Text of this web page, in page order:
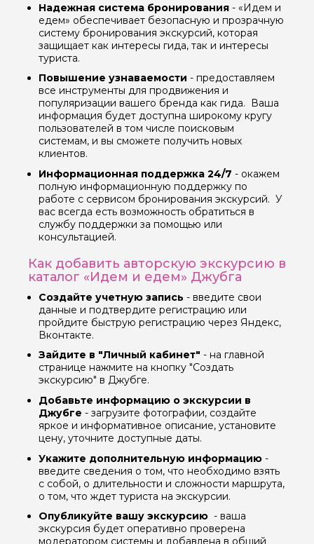
Надежная система бронирования - «Идем и
едем» обеспечивает безопасную и прозрачную
систему бронирования экскурсий, которая
защищает как интересы гида, так и интересы
туриста.
Повышение узнаваемости - предоставляем
все инструменты для продвижения и
популяризации вашего бренда как гида. Ваша
информация будет доступна широкому кругу
пользователей в том числе поисковым
системам, и вы сможете получить новых
клиентов.
Информационная поддержка 24/7 - окажем
полную информационную поддержку по
работе с сервисом бронирования экскурсий. У
вас всегда есть возможность обратиться в
службу поддержки за помощью или
консультацией.
Как добавить авторскую экскурсию в
каталог «Идем и едем» Джубга
Создайте учетную запись - введите свои
данные и подтвердите регистрацию или
пройдите быструю регистрацию через Яндекс,
Вконтакте.
Зайдите в "Личный кабинет" - на главной
странице нажмите на кнопку "Создать
экскурсию" в Джубге.
Добавьте информацию о экскурсии в
Джубге - загрузите фотографии, создайте
яркое и информативное описание, установите
цену, уточните доступные даты.
Укажите дополнительную информацию -
введите сведения о том, что необходимо взять
с собой, о длительности и сложности маршрута,
о том, что ждет туриста на экскурсии.
Опубликуйте вашу экскурсию - ваша
экскурсия будет оперативно проверена
модератором системы и добавлена в общий
Задайте свой вопрос гиду
Как вас зовут
Ваша электронная почта
Ваш номер телефона
Вопросы и комментарии
Если у вас есть интересующие вопросы, можете их
задать
Я даю своё согласие на обработку персональных
данных
Отправить